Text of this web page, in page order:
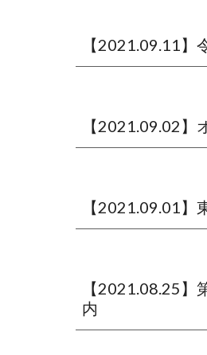
【2021.09.11
【2021.09.02
【2021.09.01
【2021.08.25
内